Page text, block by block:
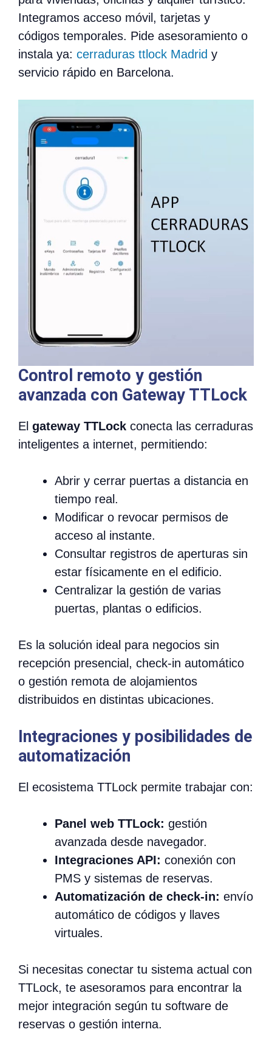
Integramos acceso móvil, tarjetas y
códigos temporales. Pide asesoramiento o
instala ya: cerraduras ttlock Madrid y
servicio rápido en Barcelona.
Control remoto y gestión
avanzada con Gateway TTLock
El gateway TTLock conecta las cerraduras
inteligentes a internet, permitiendo:
Abrir y cerrar puertas a distancia en
tiempo real.
Modificar o revocar permisos de
acceso al instante.
Consultar registros de aperturas sin
estar físicamente en el edificio.
Centralizar la gestión de varias
puertas, plantas o edificios.
Es la solución ideal para negocios sin
recepción presencial, check-in automático
o gestión remota de alojamientos
distribuidos en distintas ubicaciones.
Integraciones y posibilidades de
automatización
El ecosistema TTLock permite trabajar con:
Panel web TTLock: gestión
avanzada desde navegador.
Integraciones API: conexión con
PMS y sistemas de reservas.
Automatización de check-in: envío
automático de códigos y llaves
virtuales.
Si necesitas conectar tu sistema actual con
TTLock, te asesoramos para encontrar la
mejor integración según tu software de
reservas o gestión interna.